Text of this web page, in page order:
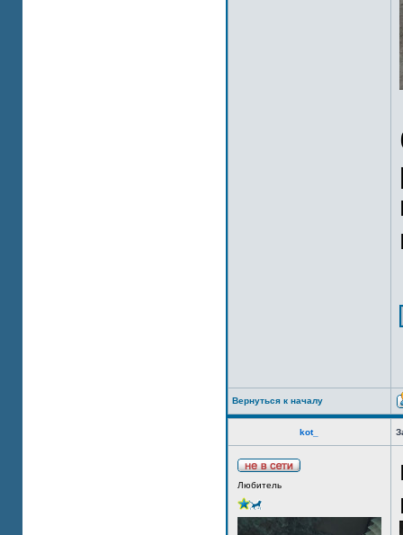
Вернуться к началу
kot_
Любитель